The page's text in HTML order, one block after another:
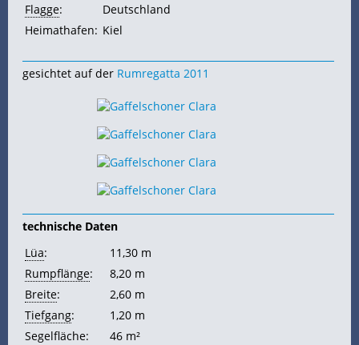
Flagge:
Deutschland
Heimathafen: Kiel
gesichtet auf der Rumregatta 2011
technische Daten
Lüa:
11,30 m
Rumpflänge:
8,20 m
Breite:
2,60 m
Tiefgang:
1,20 m
Segelfläche:
46 m²